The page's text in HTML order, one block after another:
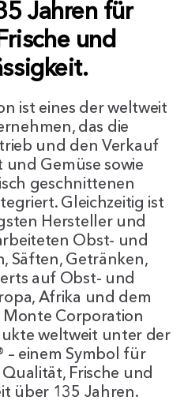
Jahren für
und
ist eines der weltweit
das die
und den Verkauf
Gemüse sowie
geschnittenen
Gleichzeitig ist
Hersteller und
Obst- und
Säften, Getränken,
auf Obst- und
Afrika und dem
Monte Corporation
weltweit unter der
– einem Symbol für
Frische und
über 135 Jahren.